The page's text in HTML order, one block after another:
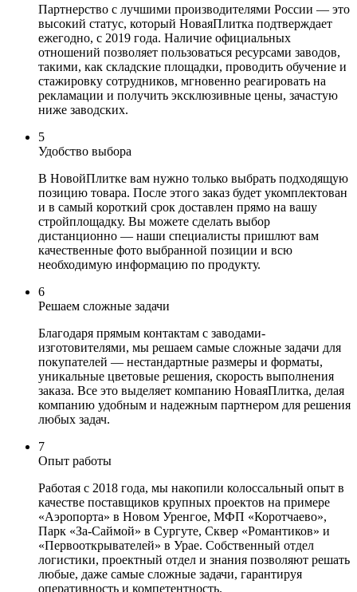
Партнерство с лучшими производителями России — это
высокий статус, который НоваяПлитка подтверждает
ежегодно, с 2019 года. Наличие официальных
отношений позволяет пользоваться ресурсами заводов,
такими, как складские площадки, проводить обучение и
стажировку сотрудников, мгновенно реагировать на
рекламации и получить эксклюзивные цены, зачастую
ниже заводских.
5
Удобство выбора
В НовойПлитке вам нужно только выбрать подходящую
позицию товара. После этого заказ будет укомплектован
и в самый короткий срок доставлен прямо на вашу
стройплощадку. Вы можете сделать выбор
дистанционно — наши специалисты пришлют вам
качественные фото выбранной позиции и всю
необходимую информацию по продукту.
6
Решаем сложные задачи
Благодаря прямым контактам с заводами-
изготовителями, мы решаем самые сложные задачи для
покупателей — нестандартные размеры и форматы,
уникальные цветовые решения, скорость выполнения
заказа. Все это выделяет компанию НоваяПлитка, делая
компанию удобным и надежным партнером для решения
любых задач.
7
Опыт работы
Работая с 2018 года, мы накопили колоссальный опыт в
качестве поставщиков крупных проектов на примере
«Аэропорта» в Новом Уренгое, МФП «Коротчаево»,
Парк «За-Саймой» в Сургуте, Сквер «Романтиков» и
«Первооткрывателей» в Урае. Собственный отдел
логистики, проектный отдел и знания позволяют решать
любые, даже самые сложные задачи, гарантируя
оперативность и компетентность.